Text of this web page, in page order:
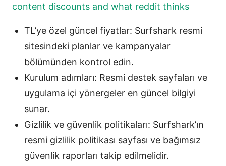
content discounts and what reddit thinks
TL’ye özel güncel fiyatlar: Surfshark resmi
sitesindeki planlar ve kampanyalar
bölümünden kontrol edin.
Kurulum adımları: Resmi destek sayfaları ve
uygulama içi yönergeler en güncel bilgiyi
sunar.
Gizlilik ve güvenlik politikaları: Surfshark’ın
resmi gizlilik politikası sayfası ve bağımsız
güvenlik raporları takip edilmelidir.